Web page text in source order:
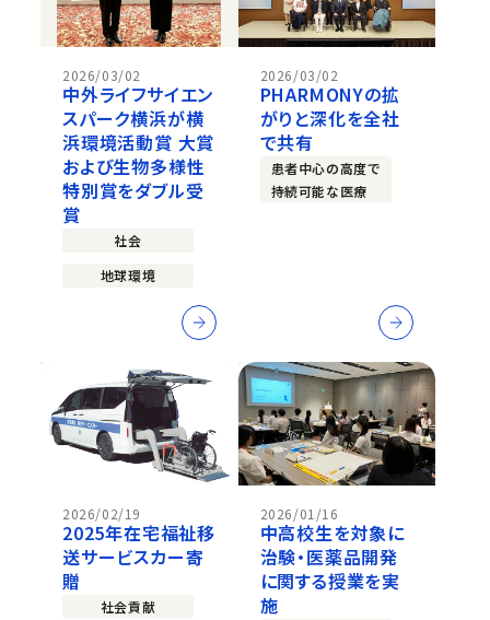
2026/03/02
中外ライフサイエン
スパーク横浜が横
浜環境活動賞 大賞
および生物多様性
特別賞をダブル受
賞
社会
地球環境
2026/03/02
PHARMONYの拡
がりと深化を全社
で共有
患者中心の高度で
持続可能な医療
2026/02/19
2025年在宅福祉移
送サービスカー寄
贈
社会貢献
2026/01/16
中高校生を対象に
治験・医薬品開発
に関する授業を実
施